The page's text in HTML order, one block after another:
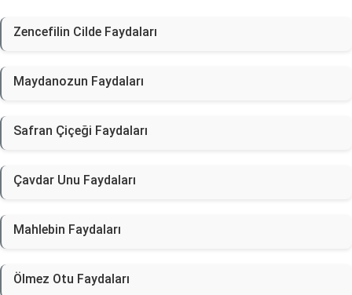
Zencefilin Cilde Faydaları
Maydanozun Faydaları
Safran Çiçeği Faydaları
Çavdar Unu Faydaları
Mahlebin Faydaları
Ölmez Otu Faydaları